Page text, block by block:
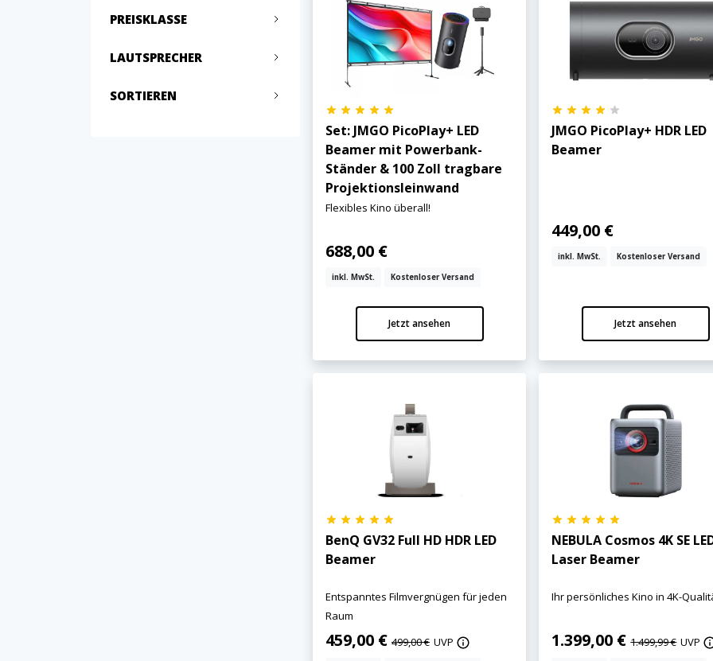
PREISKLASSE
LAUTSPRECHER
SORTIEREN
Set: JMGO PicoPlay+ LED
Beamer mit Powerbank-
Ständer & 100 Zoll tragbare
Projektionsleinwand
Flexibles Kino überall!
688,00 €
inkl. MwSt. Kostenloser Versand
Jetzt ansehen
JMGO PicoPlay+ HDR LED
Beamer
449,00 €
inkl. MwSt. Kostenloser Versand
Jetzt ansehen
BenQ GV32 Full HD HDR LED
Beamer
Entspanntes Filmvergnügen für jeden
Raum
459,00 € 499,00 € UVP
NEBULA Cosmos 4K SE
Laser Beamer
Ihr persönliches Kino in 4K-
1.399,00 €1.499,99 € UVP